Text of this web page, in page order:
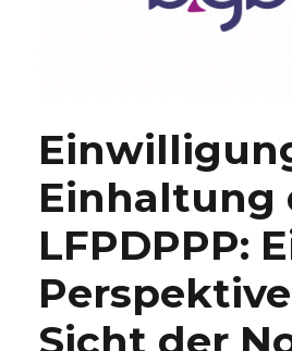
Einhaltung
LFPDPPP:
Sicht der